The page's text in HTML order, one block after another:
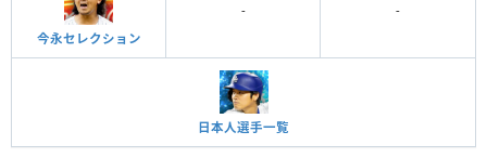
今永セレクション
- -
日本人選手一覧